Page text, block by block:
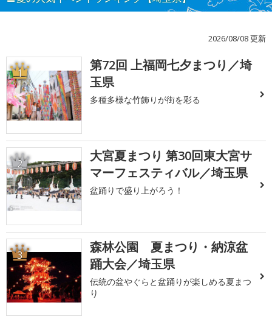
2026/08/08 更新
1
第72回 上福岡七夕まつり／埼
玉県
多種多様な竹飾りが街を彩る
2
大宮夏まつり 第30回東大宮サ
マーフェスティバル／埼玉県
盆踊りで盛り上がろう！
3
森林公園 夏まつり・納涼盆
踊大会／埼玉県
伝統の盆やぐらと盆踊りが楽しめる夏まつ
り